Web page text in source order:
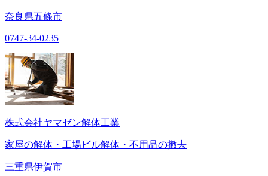
奈良県五條市
0747-34-0235
株式会社ヤマゼン解体工業
家屋の解体・工場ビル解体・不用品の撤去
三重県伊賀市